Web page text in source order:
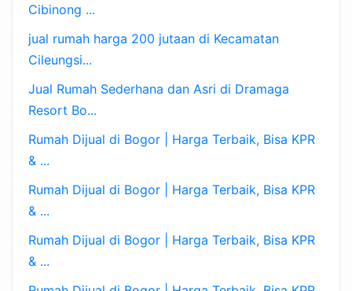
Cibinong ...
jual rumah harga 200 jutaan di Kecamatan
Cileungsi...
Jual Rumah Sederhana dan Asri di Dramaga
Resort Bo...
Rumah Dijual di Bogor | Harga Terbaik, Bisa KPR
& ...
Rumah Dijual di Bogor | Harga Terbaik, Bisa KPR
& ...
Rumah Dijual di Bogor | Harga Terbaik, Bisa KPR
& ...